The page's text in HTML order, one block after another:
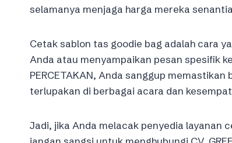
selamanya menjaga harga mereka
Cetak sablon tas goodie bag adalah cara
Anda atau menyampaikan pesan spesifik
PERCETAKAN, Anda sanggup
terlupakan di berbagai acara dan
Jadi, jika Anda melacak penyedia layanan